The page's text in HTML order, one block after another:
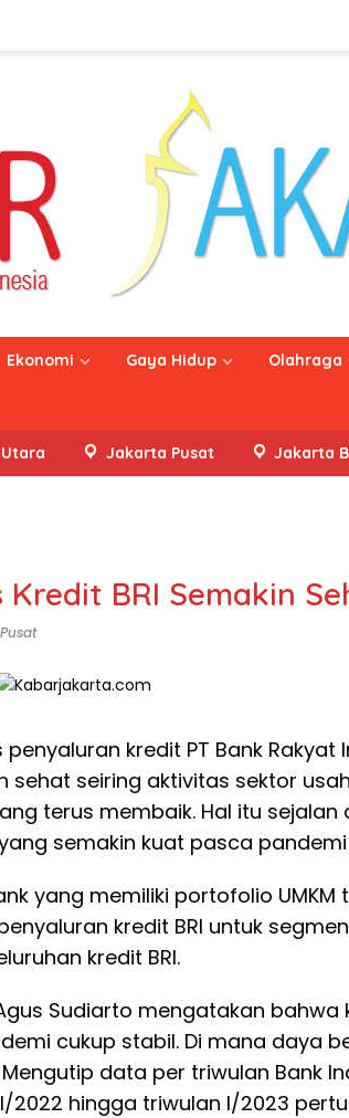
Ekonomi Gaya Hidup Olahraga
Jakarta Pusat Jakarta
Kredit BRI Semakin
penyaluran kredit PT Bank Rakyat
sehat seiring aktivitas sektor
terus membaik. Hal itu sejalan
semakin kuat pasca pandemi
yang memiliki portofolio UMKM
kredit BRI untuk segmen
kredit BRI.
Sudiarto mengatakan bahwa
cukup stabil. Di mana daya
data per triwulan Bank
2022 hingga triwulan I/2023